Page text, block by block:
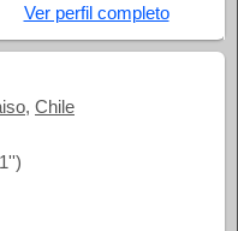
Ver perfil completo
, Chile